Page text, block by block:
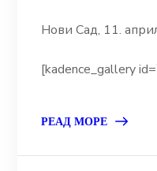
Нови Сад, 11.
[kadence_gallery
РЕАД МОРЕ